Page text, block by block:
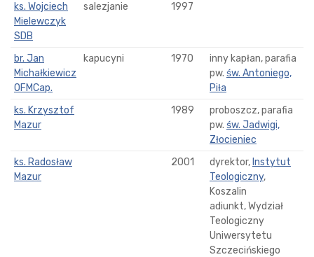
ks. Wojciech
Mielewczyk
SDB
salezjanie 1997
br. Jan
Michałkiewicz
OFMCap.
kapucyni 1970
inny kapłan, parafia
pw. św. Antoniego,
Piła
ks. Krzysztof
Mazur
1989
proboszcz, parafia
pw. św. Jadwigi,
Złocieniec
ks. Radosław
Mazur
2001 dyrektor, Instytut
Teologiczny,
Koszalin
adiunkt, Wydział
Teologiczny
Uniwersytetu
Szczecińskiego